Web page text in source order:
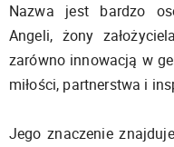
Nazwa jest bardzo
Angeli, żony
zarówno innowacją w
miłości, partnerstwa i
Jego znaczenie